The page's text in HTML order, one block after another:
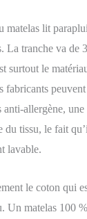
matelas lit
La tranche va de
surtout le
fabricants
anti-allergène,
du tissu, le fait
lavable.
le coton qui
Un matelas 100